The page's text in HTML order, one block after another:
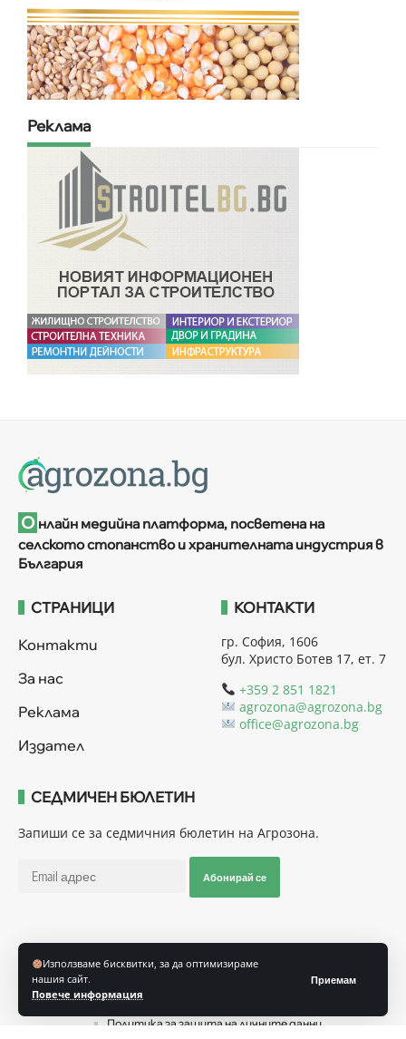
Използваме бисквитки, за да оптимизираме
нашия сайт.
Повече информация
Приемам
Реклама
О нлайн медийна платформа, посветена на
селското стопанство и хранителната индустрия в
България
СТРАНИЦИ
Контакти
За нас
Реклама
Издател
КОНТАКТИ
гр. София, 1606
бул. Христо Ботев 17, ет. 7
+359 2 851 1821
agrozona@agrozona.bg
office@agrozona.bg
СЕДМИЧЕН БЮЛЕТИН
Запиши се за седмичния бюлетин на Агрозона.
Абонирай се
Общи условия
Политика за използване на “Бисквитки”
Политика за защита на личните данни